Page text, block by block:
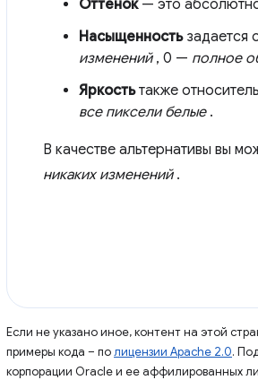
Оттенок— это
Насыщенностьзадается
изменений, 0 — полное
Яркостьтакже
все пиксели белые.
В качестве альтернативы вы
никаких изменений.
Если не указано иное, контент на этой
примеры кода – полицензии Apache 2.0.
корпорации Oracle и ее аффилированных